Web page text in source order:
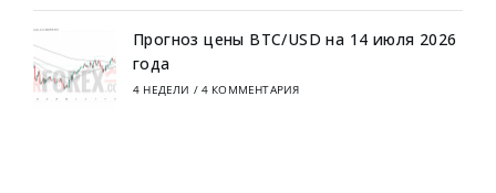
Прогноз цены BTC/USD на 14 июля 2026
года
4 НЕДЕЛИ / 4 КОММЕНТАРИЯ